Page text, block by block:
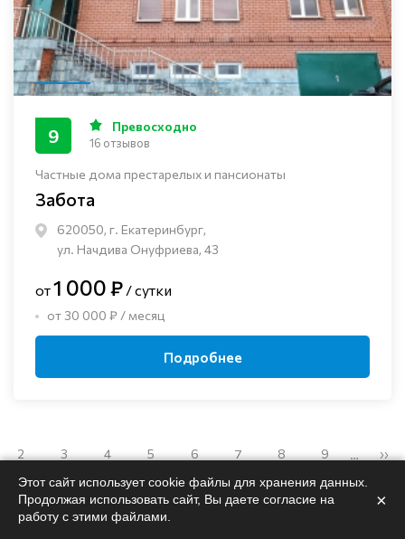
Частные дома престарелых и пансионаты
Забота
620050, г. Екатеринбург,
ул. Начдива Онуфриева, 43
9 Превосходно
16 отзывов
от1 000 ₽ / сутки
от 30 000 ₽ / месяц
Подробнее
2 3 4 5 6 7 8 9 … ››
Этот сайт использует cookie файлы для хранения данных.
Продолжая использовать сайт, Вы даете согласие на
работу с этими файлами.
×